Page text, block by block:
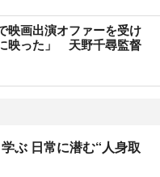
映画出演オファーを受け
映った」 天野千尋監督
ぶ 日常に潜む“人身取